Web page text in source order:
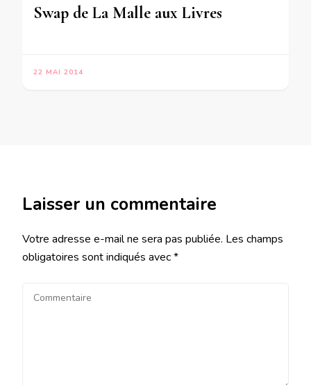
Swap de La Malle aux Livres
22 MAI 2014
Laisser un commentaire
Votre adresse e-mail ne sera pas publiée. Les champs
obligatoires sont indiqués avec*